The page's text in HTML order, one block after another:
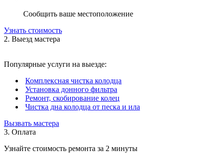
Сообщить ваше местоположение
Узнать стоимость
2. Выезд мастера
Популярные услуги на выезде:
Комплексная чистка колодца
Установка донного фильтра
Ремонт, скобирование колец
Чистка дна колодца от песка и ила
Вызвать мастера
3. Оплата
Узнайте стоимость ремонта за 2 минуты